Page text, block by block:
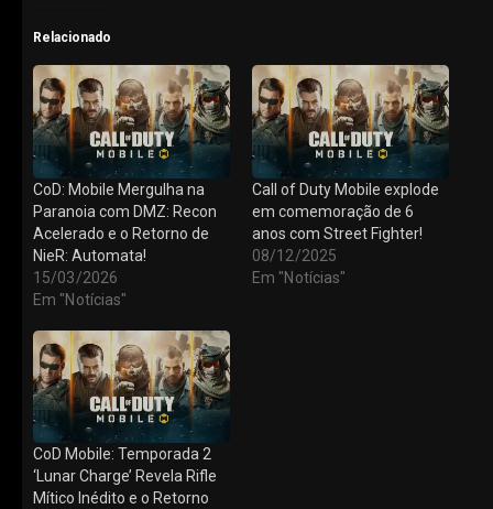
Relacionado
CoD: Mobile Mergulha na
Paranoia com DMZ: Recon
Acelerado e o Retorno de
NieR: Automata!
15/03/2026
Em "Notícias"
Call of Duty Mobile explode
em comemoração de 6
anos com Street Fighter!
08/12/2025
Em "Notícias"
CoD Mobile: Temporada 2
‘Lunar Charge’ Revela Rifle
Mítico Inédito e o Retorno